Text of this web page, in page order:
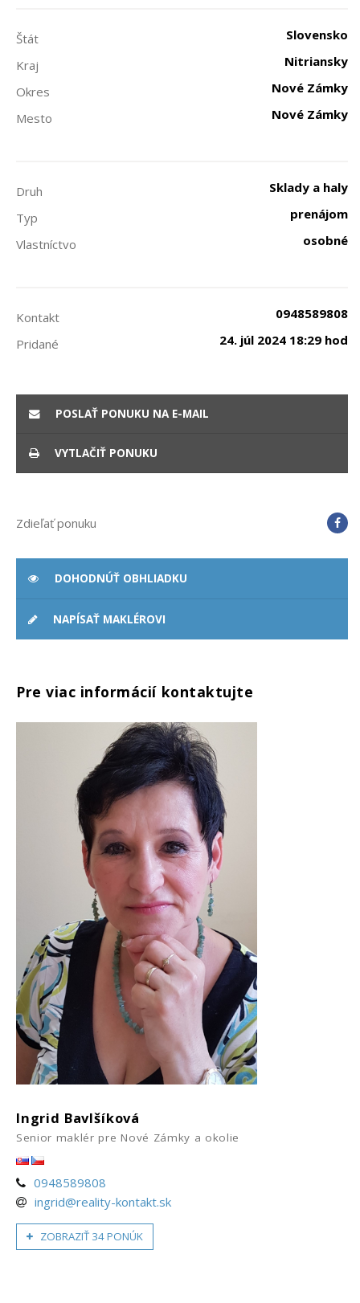
Štát
Slovensko
Kraj
Nitriansky
Okres
Nové Zámky
Mesto
Nové Zámky
Druh
Sklady a haly
Typ
prenájom
Vlastníctvo
osobné
Kontakt
0948589808
Pridané
24. júl 2024 18:29 hod
POSLAŤ PONUKU NA E-MAIL
VYTLAČIŤ PONUKU
Zdieľať ponuku
DOHODNÚŤ OBHLIADKU
NAPÍSAŤ MAKLÉROVI
Pre viac informácií kontaktujte
Ingrid Bavlšíková
Senior maklér pre Nové Zámky a okolie
0948589808
ingrid@reality-kontakt.sk
ZOBRAZIŤ 34 PONÚK